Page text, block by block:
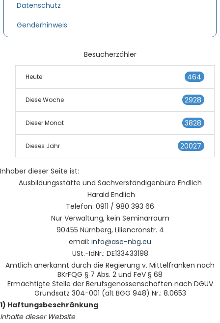
Datenschutz
Genderhinweis
Besucherzähler
Heute 464
Diese Woche 2928
Dieser Monat 3828
Dieses Jahr 20027
Inhaber dieser Seite ist:
Ausbildungsstätte und Sachverständigenbüro Endlich
Harald Endlich
Telefon: 0911 / 980 393 66
Nur Verwaltung, kein Seminarraum
90455 Nürnberg, Liliencronstr. 4
email: info@ase-nbg.eu
USt.-IdNr.: DE133433198
Amtlich anerkannt durch die Regierung v. Mittelfranken nach
BKrFQG § 7 Abs. 2 und FeV § 68
Ermächtigte Stelle der Berufsgenossenschaften nach DGUV
Grundsatz 304-001 (alt BGG 948) Nr.: 8.0653
1) Haftungsbeschränkung
Inhalte dieser Website